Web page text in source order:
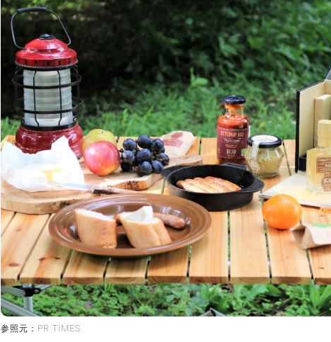
参照元：PR TIMES